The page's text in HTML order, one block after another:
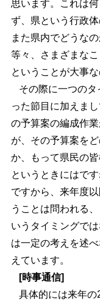
思います。これは
ず、県という行政
また県内でどうな
等々、さまざまな
ということが大事
その際に一つの
った節目に加えま
の予算案の編成作
が、その予算案を
か、もって県民の
というときにはで
ですから、来年度
うことは問われる
いうタイミングで
は一定の考えを述
えています。
[時事通信]
具体的には来年